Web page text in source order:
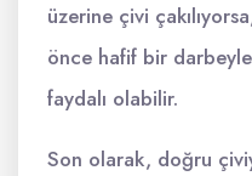
üzerine çivi
önce hafif bir
faydalı olabilir.
Son olarak, doğru